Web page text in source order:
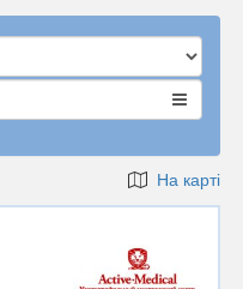
На карті